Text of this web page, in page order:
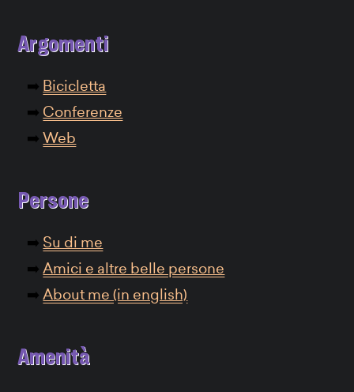
Argomenti
Bicicletta
Conferenze
Web
Persone
Su di me
Amici e altre belle persone
About me (in english)
Amenità